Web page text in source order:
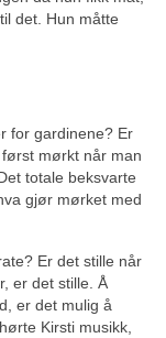
det. Hun måtte
for gardinene? Er
mørkt når man
totale beksvarte
gjør mørket med
Er det stille når
er det stille. Å
er det mulig å
Kirsti musikk,